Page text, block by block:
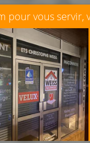
pour vous servir,